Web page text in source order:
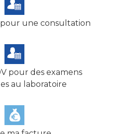
une consultation
pour des examens
au laboratoire